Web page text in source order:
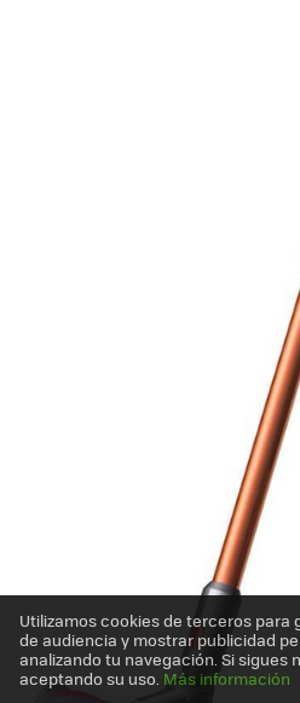
Utilizamos cookies de terceros
de audiencia y mostrar publicidad
analizando tu navegación. Si sigues
aceptando su uso. Más información